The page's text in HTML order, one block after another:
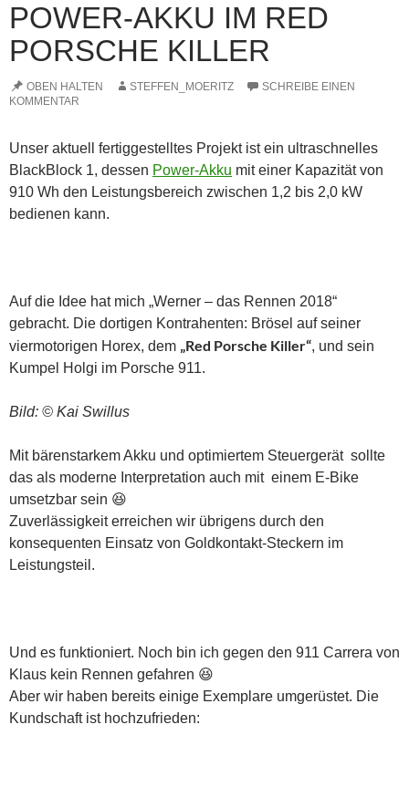
POWER-AKKU IM RED
PORSCHE KILLER
OBEN HALTEN STEFFEN_MOERITZ
SCHREIBE EINEN
KOMMENTAR
Unser aktuell fertiggestelltes Projekt ist ein ultraschnelles
BlackBlock 1, dessen Power-Akku mit einer Kapazität von
910 Wh den Leistungsbereich zwischen 1,2 bis 2,0 kW
bedienen kann.
Auf die Idee hat mich „Werner – das Rennen 2018“
gebracht. Die dortigen Kontrahenten: Brösel auf seiner
viermotorigen Horex, dem „Red Porsche Killer“, und sein
Kumpel Holgi im Porsche 911.
Bild: © Kai Swillus
Mit bärenstarkem Akku und optimiertem Steuergerät sollte
das als moderne Interpretation auch mit einem E-Bike
umsetzbar sein 😆
Zuverlässigkeit erreichen wir übrigens durch den
konsequenten Einsatz von Goldkontakt-Steckern im
Leistungsteil.
Und es funktioniert. Noch bin ich gegen den 911 Carrera von
Klaus kein Rennen gefahren 😆
Aber wir haben bereits einige Exemplare umgerüstet. Die
Kundschaft ist hochzufrieden: